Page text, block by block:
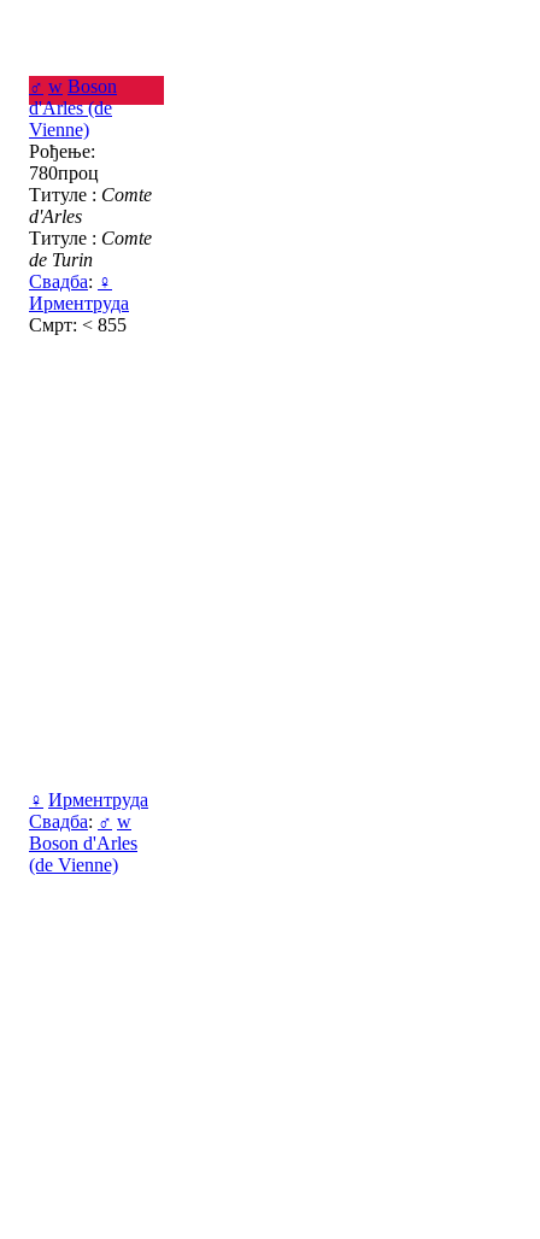
♂ w Boson
d'Arles (de
Vienne)
Рођење:
780проц
Титуле : Comte
d'Arles
Титуле : Comte
de Turin
Свадба: ♀
Ирментруда
Смрт: < 855
♀ Ирментруда
Свадба: ♂ w
Boson d'Arles
(de Vienne)